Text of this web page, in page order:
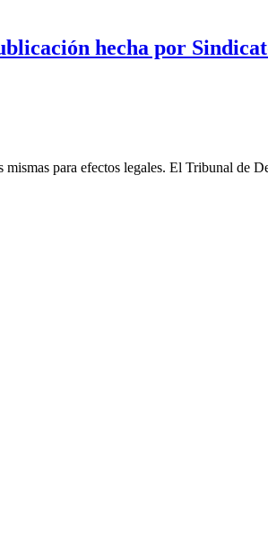
hecha por
para efectos legales. El Tribunal de